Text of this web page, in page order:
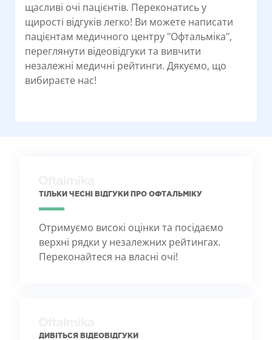
щасливі очі пацієнтів. Переконатись у
щирості відгуків легко! Ви можете написати
пацієнтам медичного центру "Офтальміка",
переглянути відеовідгуки та вивчити
незалежні медичні рейтинги. Дякуємо, що
вибираєте нас!
ТІЛЬКИ ЧЕСНІ ВІДГУКИ ПРО ОФТАЛЬМІКУ
Отримуємо високі оцінки та посідаємо
верхні рядки у незалежних рейтингах.
Переконайтеся на власні очі!
ДИВІТЬСЯ ВІДЕОВІДГУКИ